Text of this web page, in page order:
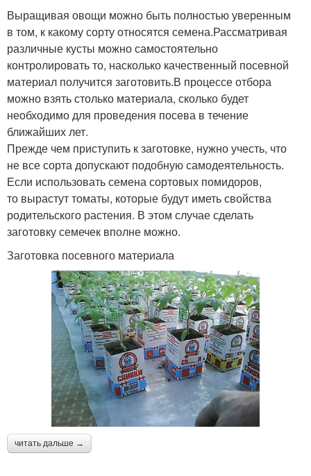
Выращивая овощи можно быть полностью уверенным
в том, к какому сорту относятся семена.Рассматривая
различные кусты можно самостоятельно
контролировать то, насколько качественный посевной
материал получится заготовить.В процессе отбора
можно взять столько материала, сколько будет
необходимо для проведения посева в течение
ближайших лет.
Прежде чем приступить к заготовке, нужно учесть, что
не все сорта допускают подобную самодеятельность.
Если использовать семена сортовых помидоров,
то вырастут томаты, которые будут иметь свойства
родительского растения. В этом случае сделать
заготовку семечек вполне можно.
Заготовка посевного материала
читать дальше →